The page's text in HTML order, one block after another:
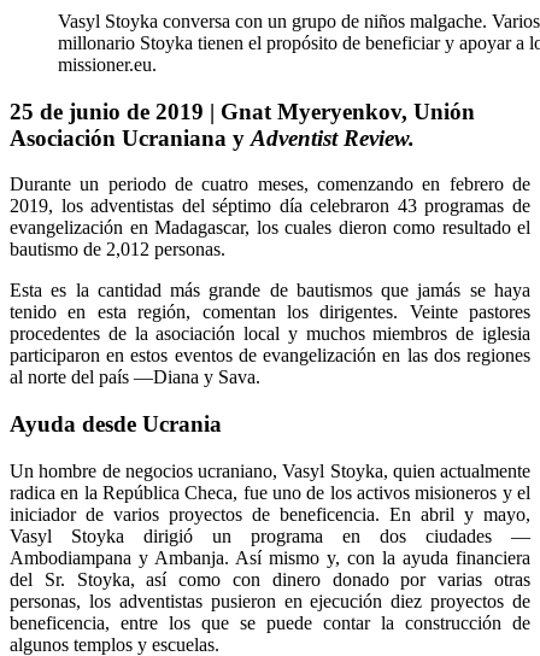
Vasyl Stoyka conversa con un grupo de niños malgache.
millonario Stoyka tienen el propósito de beneficiar y apoyar a
missioner.eu.
25 de junio de 2019 | Gnat Myeryenkov, Unión
Asociación Ucraniana y Adventist Review.
Durante un periodo de cuatro meses, comenzando en febrero de
2019, los adventistas del séptimo día celebraron 43 programas de
evangelización en Madagascar, los cuales dieron como resultado el
bautismo de 2,012 personas.
Esta es la cantidad más grande de bautismos que jamás se haya
tenido en esta región, comentan los dirigentes. Veinte pastores
procedentes de la asociación local y muchos miembros de iglesia
participaron en estos eventos de evangelización en las dos regiones
al norte del país —Diana y Sava.
Ayuda desde Ucrania
Un hombre de negocios ucraniano, Vasyl Stoyka, quien actualmente
radica en la República Checa, fue uno de los activos misioneros y el
iniciador de varios proyectos de beneficencia. En abril y mayo,
Vasyl Stoyka dirigió un programa en dos ciudades —
Ambodiampana y Ambanja. Así mismo y, con la ayuda financiera
del Sr. Stoyka, así como con dinero donado por varias otras
personas, los adventistas pusieron en ejecución diez proyectos de
beneficencia, entre los que se puede contar la construcción de
algunos templos y escuelas.